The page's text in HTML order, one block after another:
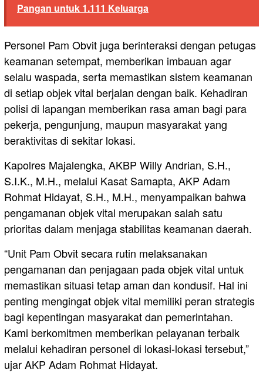
Pangan untuk 1.111 Keluarga
Personel Pam Obvit juga berinteraksi dengan petugas
keamanan setempat, memberikan imbauan agar
selalu waspada, serta memastikan sistem keamanan
di setiap objek vital berjalan dengan baik. Kehadiran
polisi di lapangan memberikan rasa aman bagi para
pekerja, pengunjung, maupun masyarakat yang
beraktivitas di sekitar lokasi.
Kapolres Majalengka, AKBP Willy Andrian, S.H.,
S.I.K., M.H., melalui Kasat Samapta, AKP Adam
Rohmat Hidayat, S.H., M.H., menyampaikan bahwa
pengamanan objek vital merupakan salah satu
prioritas dalam menjaga stabilitas keamanan daerah.
“Unit Pam Obvit secara rutin melaksanakan
pengamanan dan penjagaan pada objek vital untuk
memastikan situasi tetap aman dan kondusif. Hal ini
penting mengingat objek vital memiliki peran strategis
bagi kepentingan masyarakat dan pemerintahan.
Kami berkomitmen memberikan pelayanan terbaik
melalui kehadiran personel di lokasi-lokasi tersebut,”
ujar AKP Adam Rohmat Hidayat.